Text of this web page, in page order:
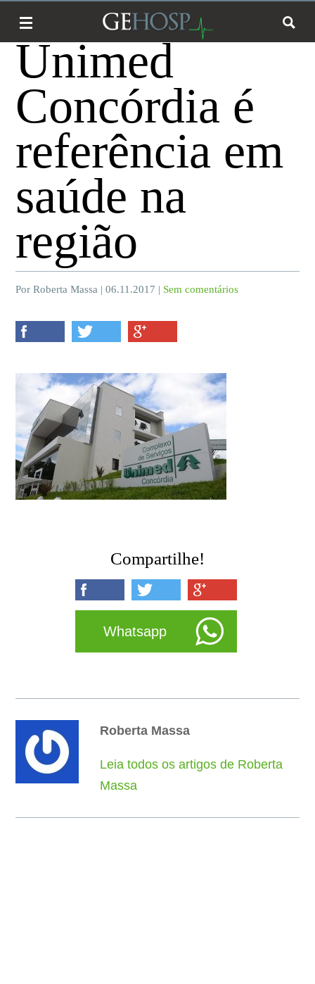
Unimed
Concórdia é
referência em
saúde na
região
Por Roberta Massa | 06.11.2017 | Sem comentários
Compartilhe!
Whatsapp
Roberta Massa
Leia todos os artigos de Roberta
Massa